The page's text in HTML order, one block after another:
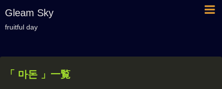
Gleam Sky
fruitful day
「 마돈 」一覧